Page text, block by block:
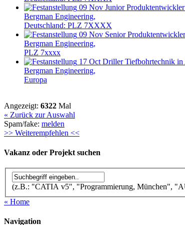
09 Nov Junior
Bergman Engineering,
Deutschland: PLZ 7XXXX
09 Nov Senior
Bergman Engineering,
PLZ 7xxxx
17 Oct Driller Tiefbohrtechnik in
Bergman Engineering,
Europa
Angezeigt: 6322 Mal
« Zurück zur Auswahl
Spam/fake: melden
>> Weiterempfehlen <<
Vakanz oder Projekt suchen
(z.B.: "CATIA v5", "Programmierung, München",
« Home
Navigation